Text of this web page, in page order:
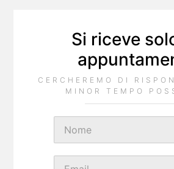
Si riceve
CERCHEREMO DI
MINOR TEMPO